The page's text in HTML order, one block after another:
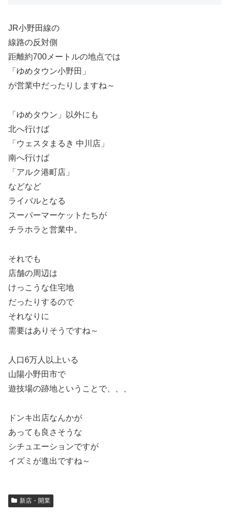
JR小野田線の
線路の反対側
距離約700メートルの地点では
「ゆめタウン小野田」
が営業中だったりしますね～
「ゆめタウン」以外にも
北へ行けば
「ウェスタまるき 中川店」
南へ行けば
「アルク港町店」
などなど
ライバルとなる
スーパーマーケットたちが
チラホラと営業中。
それでも
店舗の周辺は
けっこうな住宅地
だったりするので
それなりに
需要はありそうですね～
人口6万人以上いる
山陽小野田市で
遊技場の跡地ということで、、、
ドンキ出店なんかが
あっても良さそうな
シチュエーションですが
イズミが進出ですね～
新店・開業